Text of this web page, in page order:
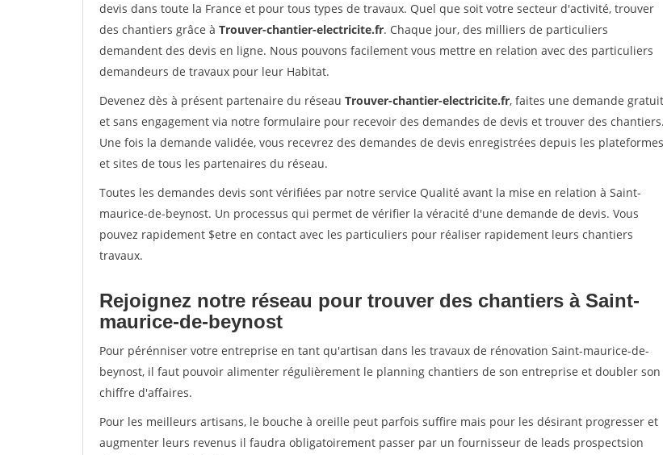
devis dans toute la France et pour tous types de travaux. Quel que soit votre secteur d'activité, trouver
des chantiers grâce à Trouver-chantier-electricite.fr. Chaque jour, des milliers de particuliers
demandent des devis en ligne. Nous pouvons facilement vous mettre en relation avec des particuliers
demandeurs de travaux pour leur Habitat.
Devenez dès à présent partenaire du réseau Trouver-chantier-electricite.fr, faites une demande
et sans engagement via notre formulaire pour recevoir des demandes de devis et trouver des chantiers.
Une fois la demande validée, vous recevrez des demandes de devis enregistrées depuis les plateformes
et sites de tous les partenaires du réseau.
Toutes les demandes devis sont vérifiées par notre service Qualité avant la mise en relation à Saint-
maurice-de-beynost. Un processus qui permet de vérifier la véracité d'une demande de devis. Vous
pouvez rapidement $etre en contact avec les particuliers pour réaliser rapidement leurs chantiers
travaux.
Rejoignez notre réseau pour trouver des chantiers à Saint-
maurice-de-beynost
Pour pérénniser votre entreprise en tant qu'artisan dans les travaux de rénovation Saint-maurice-de-
beynost, il faut pouvoir alimenter régulièrement le planning chantiers de son entreprise et doubler son
chiffre d'affaires.
Pour les meilleurs artisans, le bouche à oreille peut parfois suffire mais pour les désirant progresser et
augmenter leurs revenus il faudra obligatoirement passer par un fournisseur de leads prospectsion